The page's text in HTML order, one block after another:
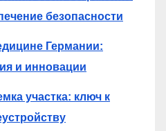
безопасности
Германии:
и инновации
участка: ключ к